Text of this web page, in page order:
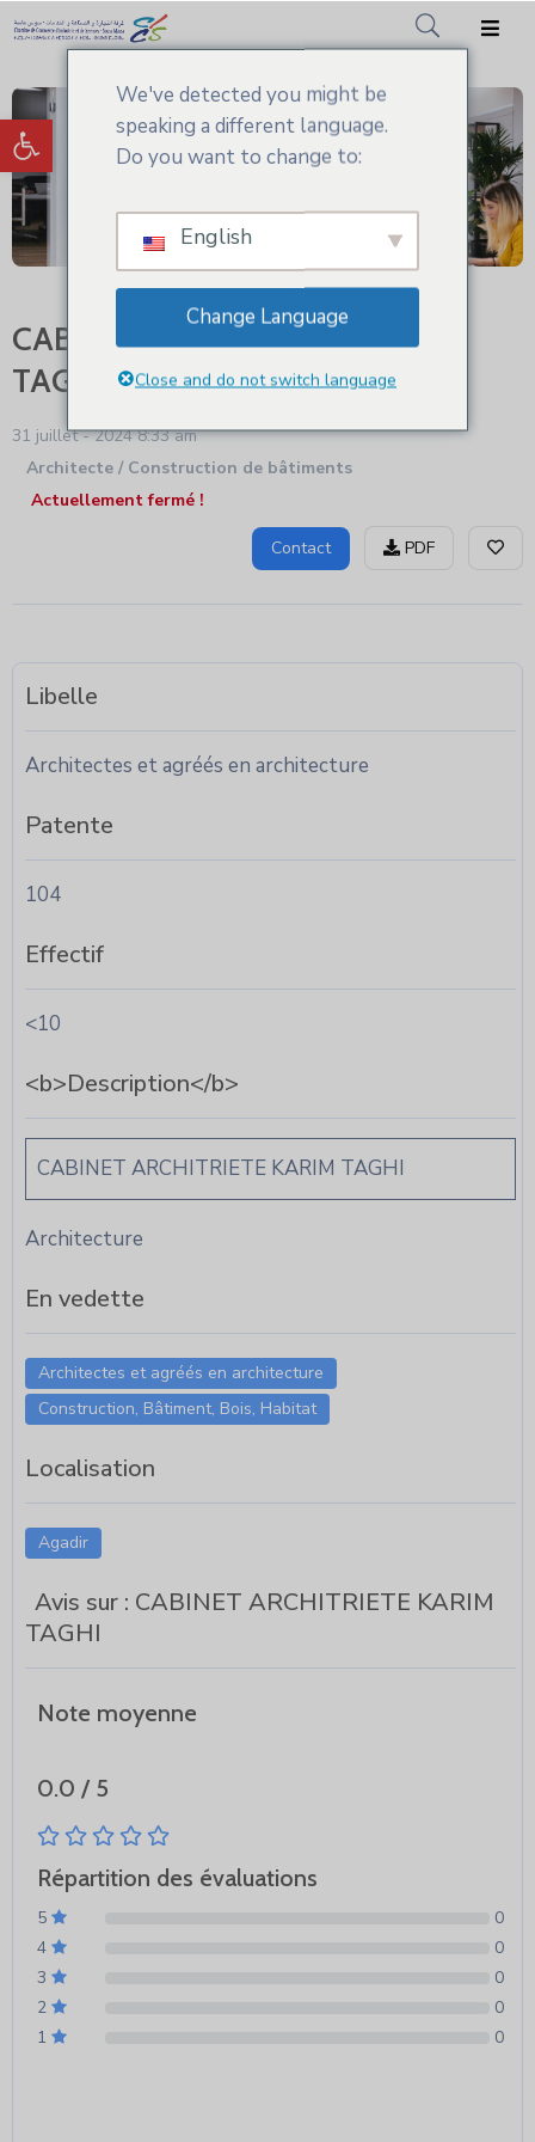
Ouvrir la barre d’outils
Accueil
CCIS.SM
Actualités
Services
Médiathèque
CABINET ARCHITRIETE KARIM
TAGHI
31 juillet - 2024 8:33 am
Architecte / Construction de bâtiments
Actuellement fermé !
Contact PDF
Libelle
Architectes et agréés en architecture
Patente
104
Effectif
<10
<b>Description</b>
CABINET ARCHITRIETE KARIM TAGHI
Architecture
En vedette
Architectes et agréés en architecture
Construction, Bâtiment, Bois, Habitat
Localisation
Agadir
Avis sur : CABINET ARCHITRIETE KARIM
TAGHI
Note moyenne
0.0 / 5
Répartition des évaluations
5
0
4
0
3
0
2
0
1
0
We've detected you might be
speaking a different language.
Do you want to change to:
English
Change Language
Close and do not switch language